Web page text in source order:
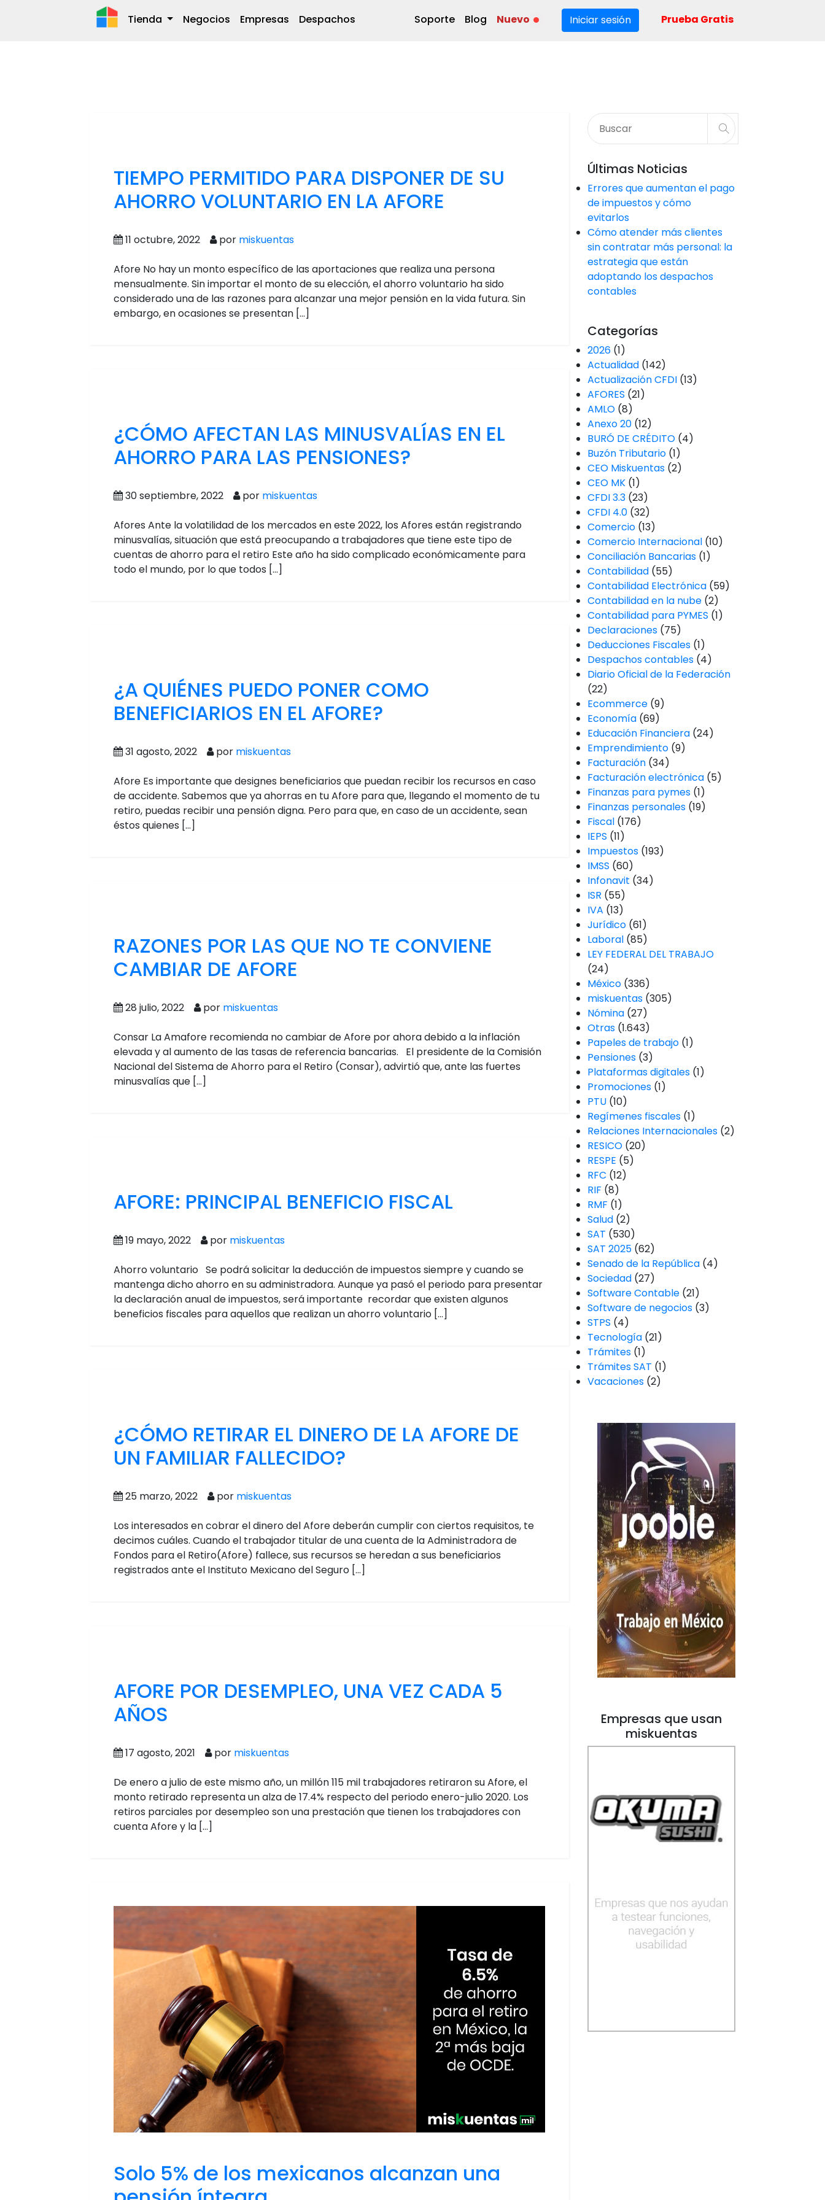
Tienda Negocios Empresas Despachos Soporte Blog Nuevo Iniciar sesión Prueba Gratis
TIEMPO PERMITIDO PARA DISPONER DE SU
AHORRO VOLUNTARIO EN LA AFORE
11 octubre, 2022 por miskuentas
Afore No hay un monto específico de las aportaciones que realiza una persona
mensualmente. Sin importar el monto de su elección, el ahorro voluntario ha sido
considerado una de las razones para alcanzar una mejor pensión en la vida futura. Sin
embargo, en ocasiones se presentan […]
¿CÓMO AFECTAN LAS MINUSVALÍAS EN EL
AHORRO PARA LAS PENSIONES?
30 septiembre, 2022 por miskuentas
Afores Ante la volatilidad de los mercados en este 2022, los Afores están registrando
minusvalías, situación que está preocupando a trabajadores que tiene este tipo de
cuentas de ahorro para el retiro Este año ha sido complicado económicamente para
todo el mundo, por lo que todos […]
¿A QUIÉNES PUEDO PONER COMO
BENEFICIARIOS EN EL AFORE?
31 agosto, 2022 por miskuentas
Afore Es importante que designes beneficiarios que puedan recibir los recursos en caso
de accidente. Sabemos que ya ahorras en tu Afore para que, llegando el momento de tu
retiro, puedas recibir una pensión digna. Pero para que, en caso de un accidente, sean
éstos quienes […]
RAZONES POR LAS QUE NO TE CONVIENE
CAMBIAR DE AFORE
28 julio, 2022 por miskuentas
Consar La Amafore recomienda no cambiar de Afore por ahora debido a la inflación
elevada y al aumento de las tasas de referencia bancarias. El presidente de la Comisión
Nacional del Sistema de Ahorro para el Retiro (Consar), advirtió que, ante las fuertes
minusvalías que […]
AFORE: PRINCIPAL BENEFICIO FISCAL
19 mayo, 2022 por miskuentas
Ahorro voluntario Se podrá solicitar la deducción de impuestos siempre y cuando se
mantenga dicho ahorro en su administradora. Aunque ya pasó el periodo para presentar
la declaración anual de impuestos, será importante recordar que existen algunos
beneficios fiscales para aquellos que realizan un ahorro voluntario […]
¿CÓMO RETIRAR EL DINERO DE LA AFORE DE
UN FAMILIAR FALLECIDO?
25 marzo, 2022 por miskuentas
Los interesados en cobrar el dinero del Afore deberán cumplir con ciertos requisitos, te
decimos cuáles. Cuando el trabajador titular de una cuenta de la Administradora de
Fondos para el Retiro(Afore) fallece, sus recursos se heredan a sus beneficiarios
registrados ante el Instituto Mexicano del Seguro […]
AFORE POR DESEMPLEO, UNA VEZ CADA 5
AÑOS
17 agosto, 2021 por miskuentas
De enero a julio de este mismo año, un millón 115 mil trabajadores retiraron su Afore, el
monto retirado representa un alza de 17.4% respecto del periodo enero-julio 2020. Los
retiros parciales por desempleo son una prestación que tienen los trabajadores con
cuenta Afore y la […]
Solo 5% de los mexicanos alcanzan una
Últimas Noticias
Errores que aumentan el pago
de impuestos y cómo
evitarlos
Cómo atender más clientes
sin contratar más personal: la
estrategia que están
adoptando los despachos
contables
Categorías
2026 (1)
Actualidad (142)
Actualización CFDI (13)
AFORES (21)
AMLO (8)
Anexo 20 (12)
BURÓ DE CRÉDITO (4)
Buzón Tributario (1)
CEO Miskuentas (2)
CEO MK (1)
CFDI 3.3 (23)
CFDI 4.0 (32)
Comercio (13)
Comercio Internacional (10)
Conciliación Bancarias (1)
Contabilidad (55)
Contabilidad Electrónica (59)
Contabilidad en la nube (2)
Contabilidad para PYMES (1)
Declaraciones (75)
Deducciones Fiscales (1)
Despachos contables (4)
Diario Oficial de la Federación
(22)
Ecommerce (9)
Economía (69)
Educación Financiera (24)
Emprendimiento (9)
Facturación (34)
Facturación electrónica (5)
Finanzas para pymes (1)
Finanzas personales (19)
Fiscal (176)
IEPS (11)
Impuestos (193)
IMSS (60)
Infonavit (34)
ISR (55)
IVA (13)
Jurídico (61)
Laboral (85)
LEY FEDERAL DEL TRABAJO
(24)
México (336)
miskuentas (305)
Nómina (27)
Otras (1.643)
Papeles de trabajo (1)
Pensiones (3)
Plataformas digitales (1)
Promociones (1)
PTU (10)
Regímenes fiscales (1)
Relaciones Internacionales (2)
RESICO (20)
RESPE (5)
RFC (12)
RIF (8)
RMF (1)
Salud (2)
SAT (530)
SAT 2025 (62)
Senado de la República (4)
Sociedad (27)
Software Contable (21)
Software de negocios (3)
STPS (4)
Tecnología (21)
Trámites (1)
Trámites SAT (1)
Vacaciones (2)
Empresas que usan
miskuentas